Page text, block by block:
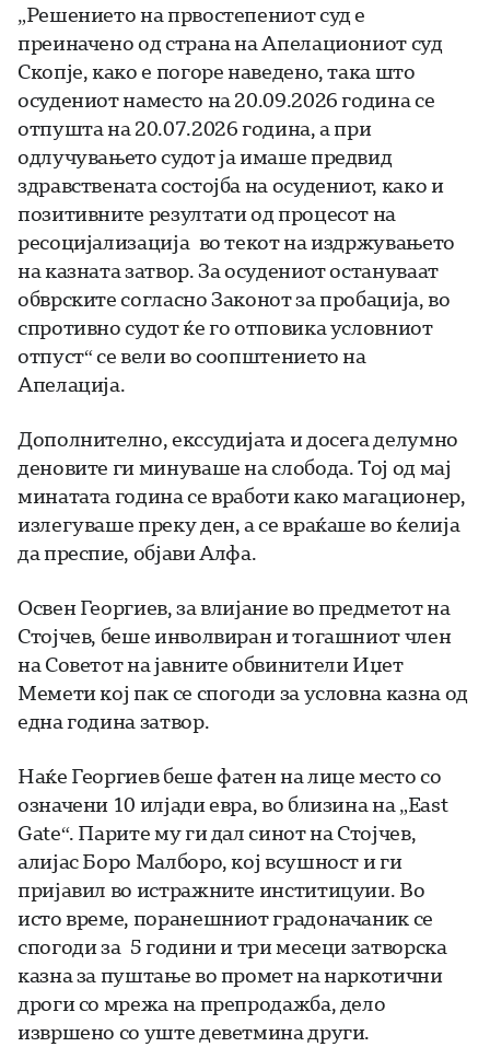
„Решението на првостепениот суд е
преиначено од страна на Апелациониот суд
Скопје, како е погоре наведено, така што
осудениот наместо на 20.09.2026 година се
отпушта на 20.07.2026 година, а при
одлучувањето судот ја имаше предвид
здравствената состојба на осудениот, како и
позитивните резултати од процесот на
ресоцијализација во текот на издржувањето
на казната затвор. За осудениот остануваат
обврските согласно Законот за пробација, во
спротивно судот ќе го отповика условниот
отпуст“ се вели во соопштението на
Апелација.
Дополнително, екссудијата и досега делумно
деновите ги минуваше на слобода. Тој од мај
минатата година се вработи како магационер,
излегуваше преку ден, а се враќаше во ќелија
да преспие, објави Алфа.
Освен Георгиев, за влијание во предметот на
Стојчев, беше инволвиран и тогашниот член
на Советот на јавните обвинители Иџет
Мемети кој пак се спогоди за условна казна од
една година затвор.
Наќе Георгиев беше фатен на лице место со
означени 10 илјади евра, во близина на „East
Gate“. Парите му ги дал синот на Стојчев,
алијас Боро Малборо, кој всушност и ги
пријавил во истражните инститицуии. Во
исто време, поранешниот градоначаник се
спогоди за 5 години и три месеци затворска
казна за пуштање во промет на наркотични
дроги со мрежа на препродажба, дело
извршено со уште деветмина други.